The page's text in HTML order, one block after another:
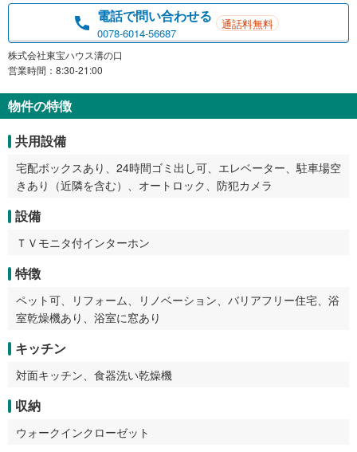
電話で問い合わせる
0078-6014-56687
通話料無料
株式会社東宝ハウス溝の口
営業時間：8:30-21:00
物件の特徴
共用設備
宅配ボックスあり、24時間ゴミ出し可、エレベーター、駐車場空
きあり（近隣を含む）、オートロック、防犯カメラ
設備
ＴＶモニタ付インターホン
特徴
ペット可、リフォーム、リノベーション、バリアフリー住宅、浴
室乾燥機あり、浴室に窓あり
キッチン
対面キッチン、食器洗い乾燥機
収納
ウォークインクローゼット